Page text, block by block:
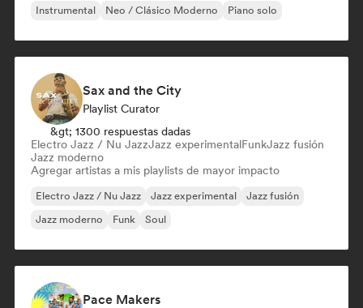
Instrumental
Neo / Clásico Moderno Piano solo
Sax and the City
Playlist Curator
&gt; 1300 respuestas dadas
Electro Jazz / Nu JazzJazz experimentalFunkJazz fusión
Jazz moderno
Agregar artistas a mis playlists de mayor impacto
Electro Jazz / Nu Jazz Jazz experimental
Jazz fusión
Jazz moderno
Funk Soul
Pace Makers